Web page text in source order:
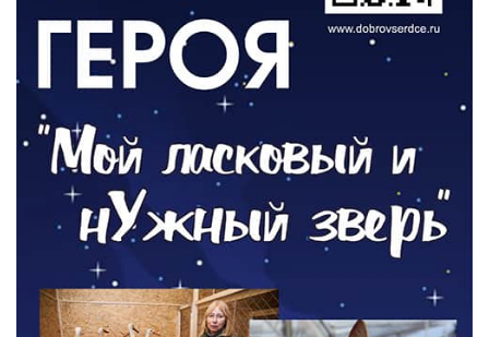
06.08.2026
РАЗЪЯСНЯЕМ
Где хранить велосипед?
06.08.2026